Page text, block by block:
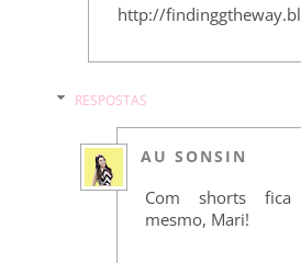
http://
RESPOSTAS
AU SONSIN
Com shorts
mesmo, Mari!